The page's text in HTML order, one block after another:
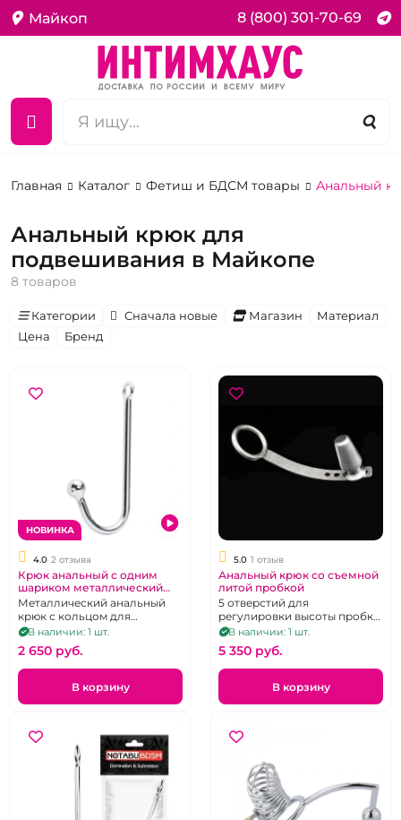
Майкоп 8 (800) 301-70-69
Главная Каталог Фетиш и БДСМ товары Анальный
Анальный крюк для
подвешивания в Майкопе
8 товаров
Категории Сначала новые Магазин
Материал
Цена
Бренд
НОВИНКА
4.0 2 отзыва
Крюк анальный с одним
шариком металлический
"Пленник"
Металлический анальный
крюк с кольцом для
подвешивания
В наличии: 1 шт.
2 650 pуб.
В корзину
5.0 1 отзыв
Анальный крюк со съемной
литой пробкой
5 отверстий для
регулировки высоты пробки,
вес съемной пробки 240 г,
общий вес + ключ - 410 г
В наличии: 1 шт.
5 350 pуб.
В корзину